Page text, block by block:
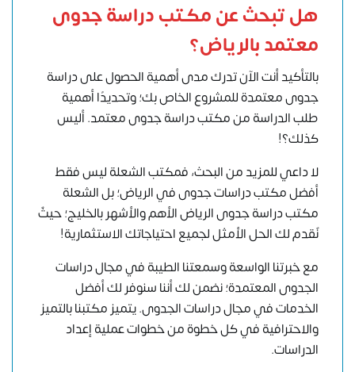
هل تبحث عن مكتب دراسة جدوى
معتمد بالرياض؟
بالتأكيد أنت الآن تدرك مدى أهمية الحصول على دراسة
جدوى معتمدة للمشروع الخاص بك؛ وتحديدًا أهمية
طلب الدراسة منمكتب دراسة جدوى معتمد. أليس
كذلك؟!
لا داعي للمزيد من البحث، فمكتب الشعلة ليس فقط
أفضل مكتب دراسات جدوى في الرياض؛ بل الشعلة
مكتب دراسة جدوى الرياض الأهم والأشهر بالخليج؛ حيثٌ
نٌقدم لك الحل الأمثل لجميع احتياجاتك الاستثمارية!
مع خبرتنا الواسعة وسمعتنا الطيبة في مجال دراسات
الجدوى المعتمدة؛ نضمن لك أننا سنوفر لك أفضل
الخدمات في مجال دراسات الجدوى. يتميز مكتبنا بالتميز
والاحترافية في كل خطوة من خطوات عملية إعداد
الدراسات.